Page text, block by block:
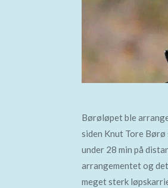
Børøløpet ble
siden Knut Tore
under 28 min på
arrangementet og
meget sterk